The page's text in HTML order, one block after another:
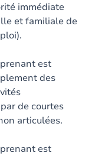
immédiate
et familiale de
est
des
de courtes
articulées.
est